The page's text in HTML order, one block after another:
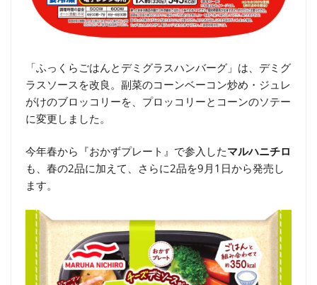
「ふっくらごはんとデミグラスハンバーグ」は、デミグ
ラスソースを改良。副菜のコーンベーコン炒め・ジュレ
がけのブロッコリーを、プロッコリーとコーンのソテー
に変更しました。
今年春から『おかずプレート』で参入したマルハニチロ
も、春の2品に加えて、さらに2品を9月1日から発売し
ます。